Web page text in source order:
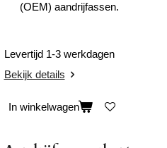
(OEM) aandrijfassen.
Levertijd 1-3 werkdagen
Bekijk details
In winkelwagen